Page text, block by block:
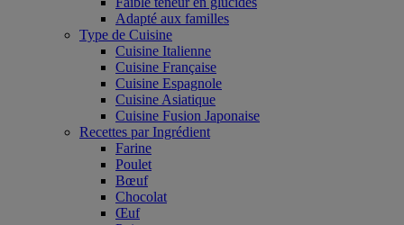
Adapté aux familles
Type de Cuisine
Cuisine Italienne
Cuisine Française
Cuisine Espagnole
Cuisine Asiatique
Cuisine Fusion Japonaise
Recettes par Ingrédient
Farine
Poulet
Bœuf
Chocolat
Œuf